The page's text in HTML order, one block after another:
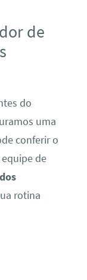
de
do
uma
conferir o
de
rotina